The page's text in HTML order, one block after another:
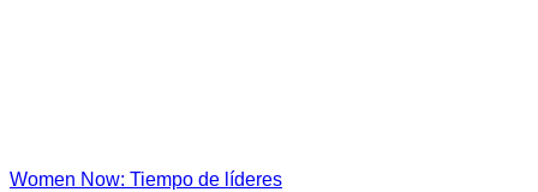
Women Now: Tiempo de líderes